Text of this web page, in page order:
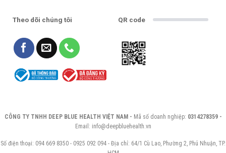
Theo dõi chúng tôi QR code
CÔNG TY TNHH DEEP BLUE HEALTH VIỆT NAM - Mã số doanh nghiệp: 0314278359 -
Email: info@deepbluehealth.vn
Số điện thoại: 094 669 8350 - 0925 092 094 - Địa chỉ: 64/1 Cù Lao, Phường 2, Phú Nhuận, TP.